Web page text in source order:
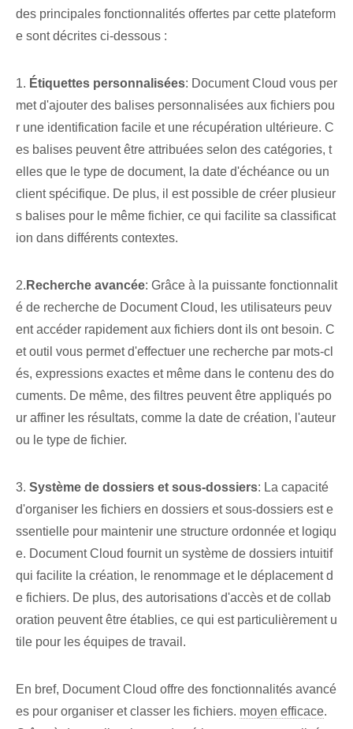
des principales fonctionnalités offertes par cette plateform
e sont décrites ci-dessous :
1. Étiquettes personnalisées: Document Cloud‍ vous per
met d'ajouter des balises personnalisées​ aux fichiers pou
r une ‌identification⁤ facile et une récupération ultérieure. C
es balises peuvent être attribuées selon des catégories, t
elles que le type de document, la date d'échéance ou un
client spécifique. De plus, il est possible de créer plusieur
s balises pour le même fichier, ce qui facilite sa classificat
ion dans différents contextes.
2.⁤ Recherche avancée: Grâce à la puissante fonctionnalit
é de recherche de Document Cloud, les utilisateurs peuv
ent accéder rapidement aux fichiers dont ils ont besoin. C
et outil vous permet d'effectuer une recherche par mots-cl
és, expressions exactes et même dans le contenu des do
cuments. De même, des filtres peuvent être appliqués po
ur affiner les résultats, comme la date de création, l'auteur
ou le type de fichier.
3. Système de dossiers et sous-dossiers: La capacité
d'organiser les fichiers en dossiers et sous-dossiers est e
ssentielle pour maintenir une structure ordonnée et logiqu
e. Document Cloud fournit un système de dossiers intuitif
qui facilite la création, le renommage et le déplacement d
e fichiers. De plus, des autorisations d'accès et de collab
oration peuvent être établies, ce qui est particulièrement u
tile pour les équipes de travail.
En bref, Document Cloud offre des fonctionnalités avancé
es pour organiser et classer les fichiers. moyen efficace.